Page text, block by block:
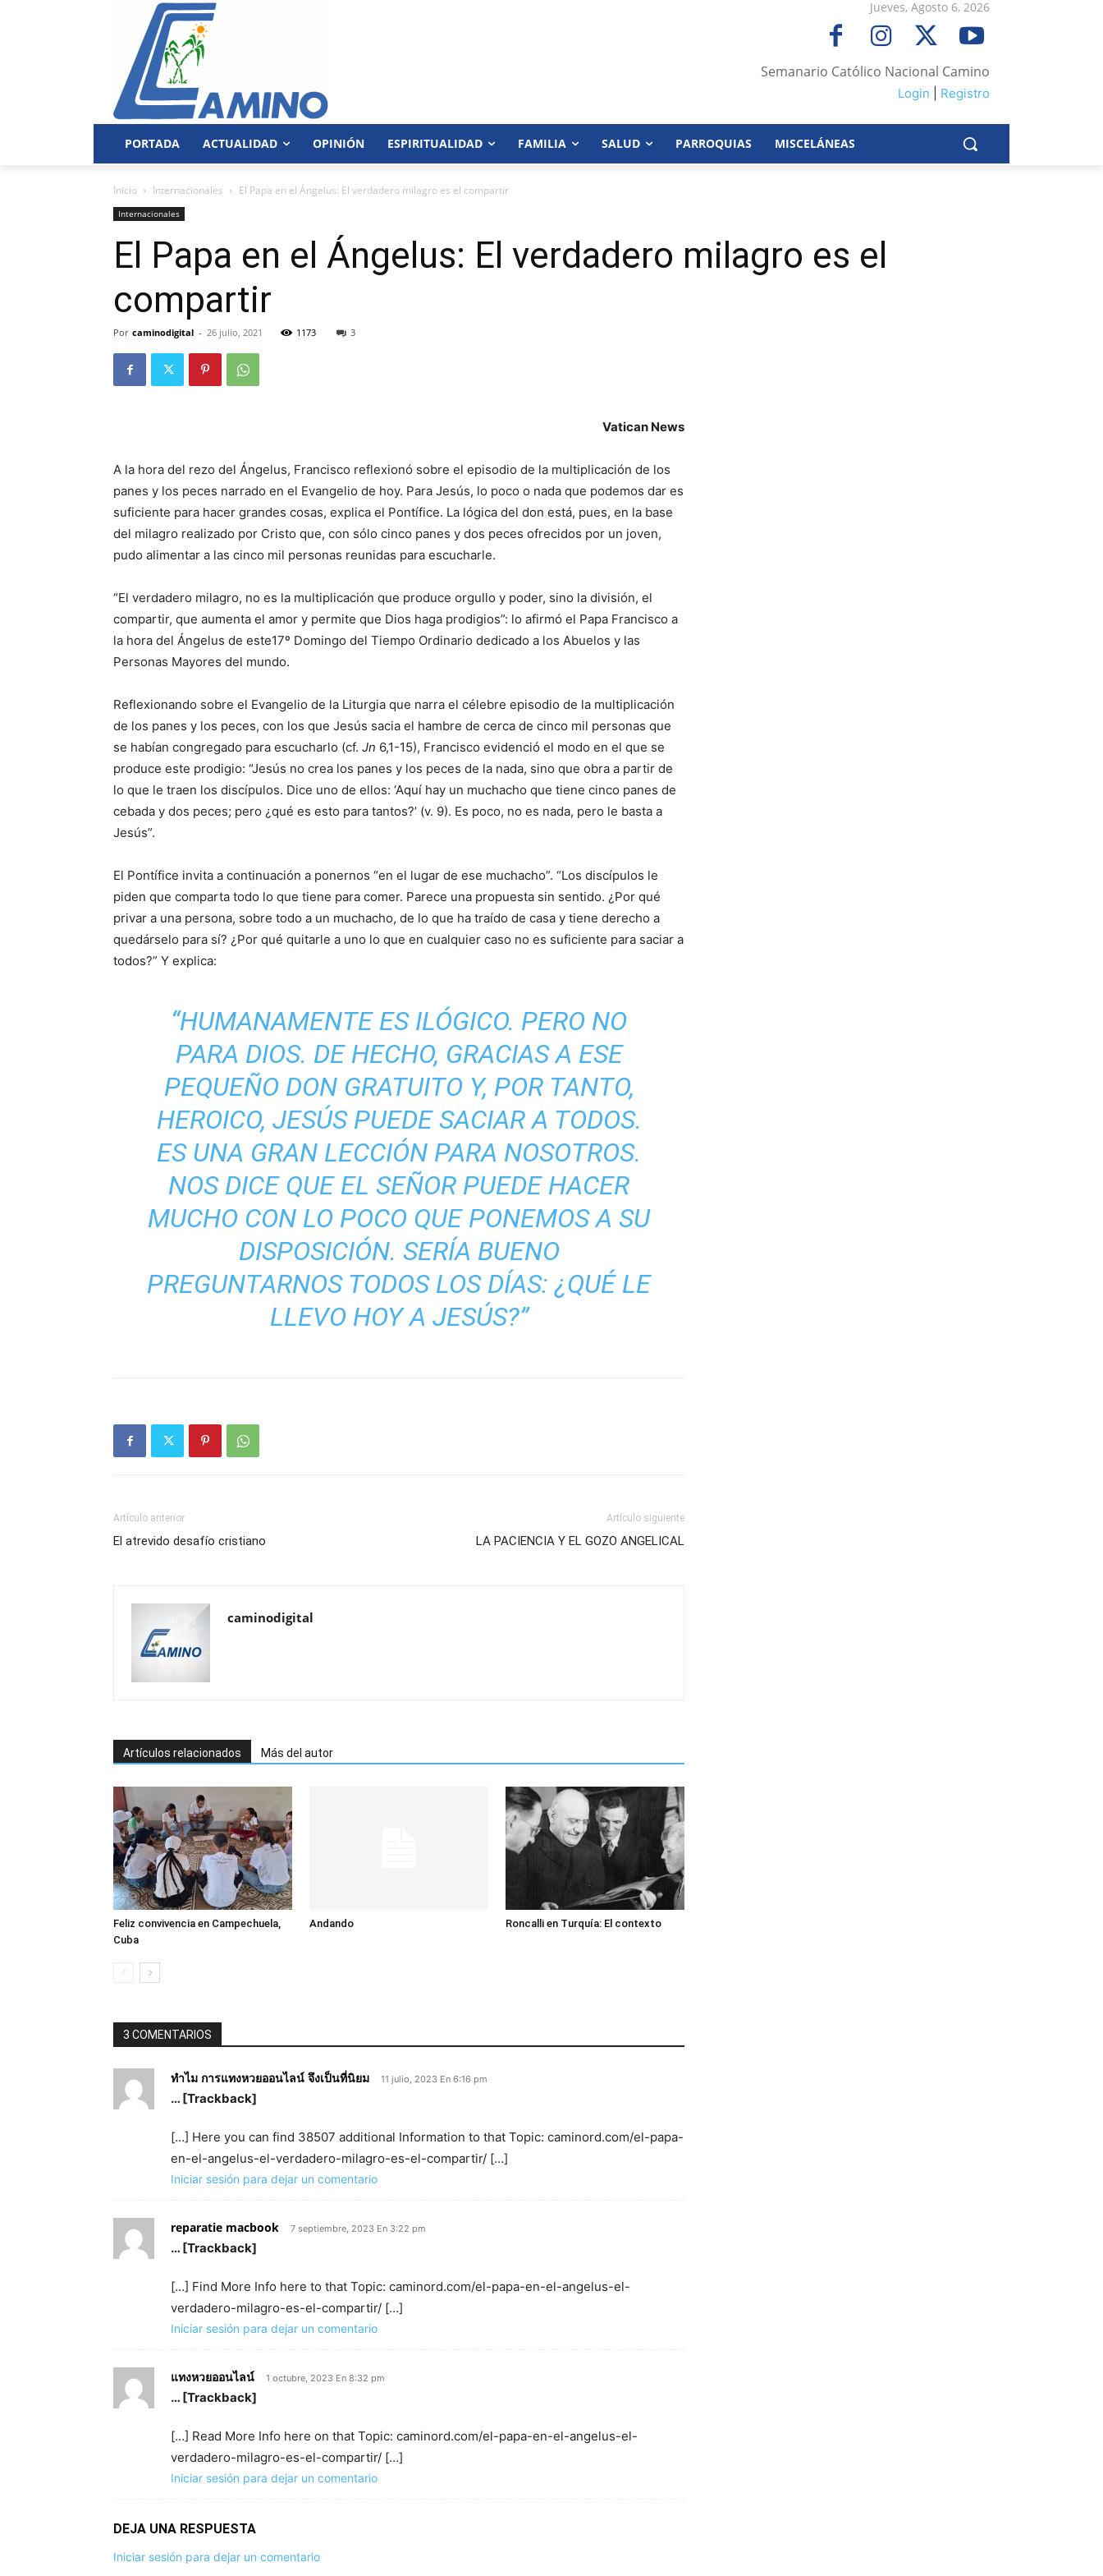
Jueves, Agosto 6, 2026
Semanario Católico Nacional Camino
Login Registro
PORTADA ACTUALIDAD OPINIÓN ESPIRITUALIDAD FAMILIA SALUD PARROQUIAS MISCELÁNEAS
Inicio Internacionales El Papa en el Ángelus: El verdadero milagro es el compartir
Internacionales
El Papa en el Ángelus: El verdadero milagro es el
compartir
Por caminodigital - 26 julio, 2021 1173 3
Vatican News
A la hora del rezo del Ángelus, Francisco reflexionó sobre el episodio de la multiplicación de los
panes y los peces narrado en el Evangelio de hoy. Para Jesús, lo poco o nada que podemos dar es
suficiente para hacer grandes cosas, explica el Pontífice. La lógica del don está, pues, en la base
del milagro realizado por Cristo que, con sólo cinco panes y dos peces ofrecidos por un joven,
pudo alimentar a las cinco mil personas reunidas para escucharle.
“El verdadero milagro, no es la multiplicación que produce orgullo y poder, sino la división, el
compartir, que aumenta el amor y permite que Dios haga prodigios”: lo afirmó el Papa Francisco a
la hora del Ángelus de este17º Domingo del Tiempo Ordinario dedicado a los Abuelos y las
Personas Mayores del mundo.
Reflexionando sobre el Evangelio de la Liturgia que narra el célebre episodio de la multiplicación
de los panes y los peces, con los que Jesús sacia el hambre de cerca de cinco mil personas que
se habían congregado para escucharlo (cf. Jn 6,1-15), Francisco evidenció el modo en el que se
produce este prodigio: “Jesús no crea los panes y los peces de la nada, sino que obra a partir de
lo que le traen los discípulos. Dice uno de ellos: ‘Aquí hay un muchacho que tiene cinco panes de
cebada y dos peces; pero ¿qué es esto para tantos?’ (v. 9). Es poco, no es nada, pero le basta a
Jesús”.
El Pontífice invita a continuación a ponernos “en el lugar de ese muchacho”. “Los discípulos le
piden que comparta todo lo que tiene para comer. Parece una propuesta sin sentido. ¿Por qué
privar a una persona, sobre todo a un muchacho, de lo que ha traído de casa y tiene derecho a
quedárselo para sí? ¿Por qué quitarle a uno lo que en cualquier caso no es suficiente para saciar a
todos?” Y explica:
“HUMANAMENTE ES ILÓGICO. PERO NO
PARA DIOS. DE HECHO, GRACIAS A ESE
PEQUEÑO DON GRATUITO Y, POR TANTO,
HEROICO, JESÚS PUEDE SACIAR A TODOS.
ES UNA GRAN LECCIÓN PARA NOSOTROS.
NOS DICE QUE EL SEÑOR PUEDE HACER
MUCHO CON LO POCO QUE PONEMOS A SU
DISPOSICIÓN. SERÍA BUENO
PREGUNTARNOS TODOS LOS DÍAS: ¿QUÉ LE
LLEVO HOY A JESÚS?”
Artículo anterior
El atrevido desafío cristiano
Artículo siguiente
LA PACIENCIA Y EL GOZO ANGELICAL
caminodigital
Artículos relacionados Más del autor
Feliz convivencia en Campechuela,
Cuba
Andando Roncalli en Turquía: El contexto
3 COMENTARIOS
ทำไม การแทงหวยออนไลน์ จึงเป็นที่นิยม 11 julio, 2023 En 6:16 pm
… [Trackback]
[…] Here you can find 38507 additional Information to that Topic: caminord.com/el-papa-
en-el-angelus-el-verdadero-milagro-es-el-compartir/ […]
Iniciar sesión para dejar un comentario
reparatie macbook 7 septiembre, 2023 En 3:22 pm
… [Trackback]
[…] Find More Info here to that Topic: caminord.com/el-papa-en-el-angelus-el-
verdadero-milagro-es-el-compartir/ […]
Iniciar sesión para dejar un comentario
แทงหวยออนไลน์ 1 octubre, 2023 En 8:32 pm
… [Trackback]
[…] Read More Info here on that Topic: caminord.com/el-papa-en-el-angelus-el-
verdadero-milagro-es-el-compartir/ […]
Iniciar sesión para dejar un comentario
DEJA UNA RESPUESTA
Iniciar sesión para dejar un comentario